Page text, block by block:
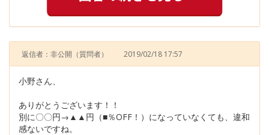
返信者：非公開 （質問者） 2019/02/18 17:57
小野さん、
ありがとうございます！！
別に〇〇円→▲▲円（■％OFF！）になっていなくても、違和
感ないですね。